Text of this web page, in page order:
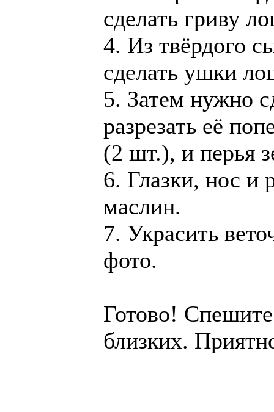
сделать гриву
4. Из твёрдого
сделать ушки
5. Затем нужно
разрезать её
(2 шт.), и перья
6. Глазки, нос и
маслин.
7. Украсить
фото.
Готово!
близких.